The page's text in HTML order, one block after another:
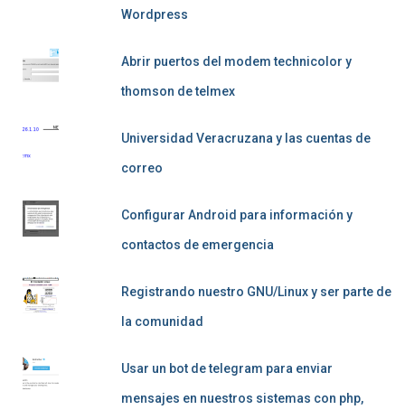
Wordpress
Abrir puertos del modem technicolor y
thomson de telmex
Universidad Veracruzana y las cuentas de
correo
Configurar Android para información y
contactos de emergencia
Registrando nuestro GNU/Linux y ser parte de
la comunidad
Usar un bot de telegram para enviar
mensajes en nuestros sistemas con php,